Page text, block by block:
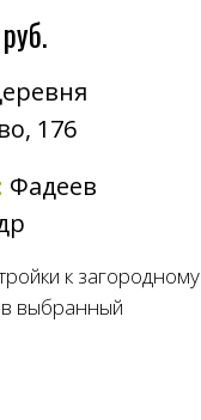
176
Фадеев
к загородному
выбранный
руб.